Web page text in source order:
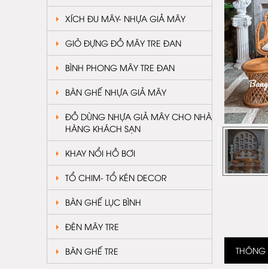
XÍCH ĐU MÂY- NHỰA GIẢ MÂY
GIỎ ĐỰNG ĐỒ MÂY TRE ĐAN
BÌNH PHONG MÂY TRE ĐAN
BÀN GHẾ NHỰA GIẢ MÂY
ĐỒ DÙNG NHỰA GIẢ MÂY CHO NHÀ
HÀNG KHÁCH SẠN
KHAY NỔI HỒ BƠI
TỔ CHIM- TỔ KÉN DECOR
BÀN GHẾ LỤC BÌNH
ĐÈN MÂY TRE
BÀN GHẾ TRE THÔNG